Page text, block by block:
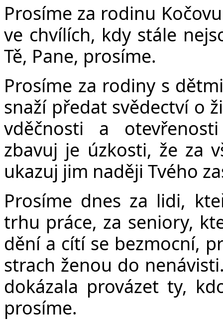
Prosíme za rodinu
ve chvílích, kdy stále
Tě, Pane, prosíme.
Prosíme za rodiny s
snaží předat svědectví o
vděčnosti a
zbavuj je úzkosti, že za
ukazuj jim naději Tvého
Prosíme dnes za lidi,
trhu práce, za seniory,
dění a cítí se bezmocní,
strach ženou do
dokázala provázet ty,
prosíme.